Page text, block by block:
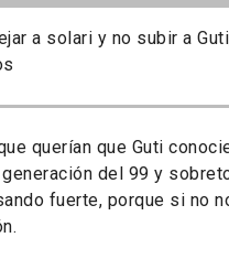
a solari y no subir a
querían que Guti
generación del 99 y
fuerte, porque si no